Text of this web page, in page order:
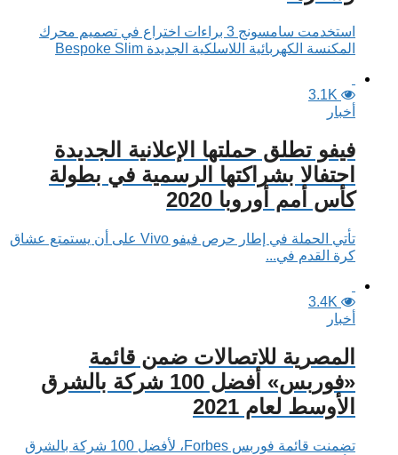
استخدمت سامسونج 3 براءات اختراع في تصميم محرك
المكنسة الكهربائية اللاسلكية الجديدة Bespoke Slim
3.1K
أخبار
فيفو تطلق حملتها الإعلانية الجديدة
احتفالا بشراكتها الرسمية في بطولة
كأس أمم أوروبا 2020
تأتي الحملة في إطار حرص فيفو Vivo على أن يستمتع عشاق
كرة القدم في...
3.4K
أخبار
المصرية للاتصالات ضمن قائمة
«فوربس» أفضل 100 شركة بالشرق
الأوسط لعام 2021
تضمنت قائمة فوربس Forbes، لأفضل 100 شركة بالشرق